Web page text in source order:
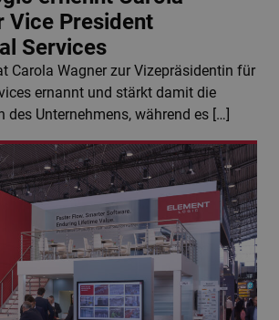
Vice President
Services
Carola Wagner zur Vizepräsidentin für
ernannt und stärkt damit die
des Unternehmens, während es […]